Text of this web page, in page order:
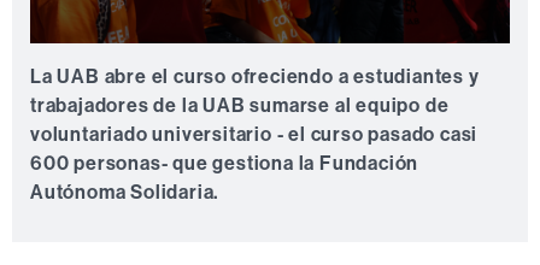
seconds
of
0
seconds
La UAB abre el curso ofreciendo a estudiantes y
trabajadores de la UAB sumarse al equipo de
voluntariado universitario - el curso pasado casi
600 personas- que gestiona la Fundación
Autónoma Solidaria.